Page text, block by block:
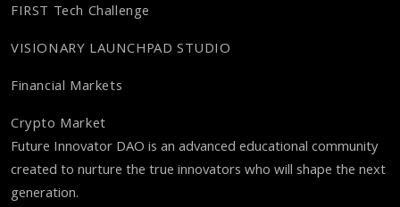
FIRST Tech Challenge
VISIONARY LAUNCHPAD STUDIO
Financial Markets
Crypto Market
Future Innovator DAO is an advanced educational community
created to nurture the true innovators who will shape the next
generation.